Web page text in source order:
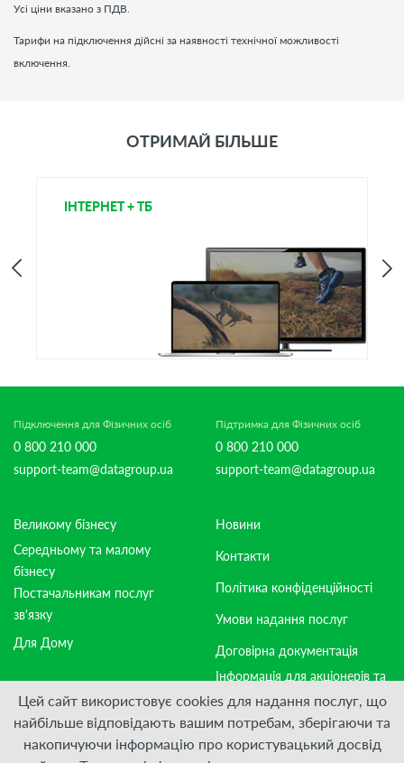
Усі ціни вказано з ПДВ.
Тарифи на підключення дійсні за наявності технічної можливості
включення.
ОТРИМАЙ БІЛЬШЕ
ІНТЕРНЕТ + ТБ
Підключення для Фізичних осіб
0 800 210 000
support-team@datagroup.ua
Підтримка для Фізичних осіб
0 800 210 000
support-team@datagroup.ua
Великому бізнесу
Середньому та малому
бізнесу
Постачальникам послуг
зв'язку
Для Дому
Новини
Контакти
Політика конфіденційності
Умови надання послуг
Договірна документація
Інформація для акціонерів та
стейкхолдерів
Приєднуйтесь:
Цей сайт використовує cookies для надання послуг, що
найбільше відповідають вашим потребам, зберігаючи та
накопичуючи інформацію про користувацький досвід